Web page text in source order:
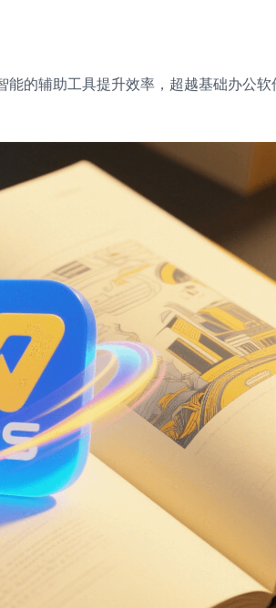
的辅助工具提升效率，超越基础办公软